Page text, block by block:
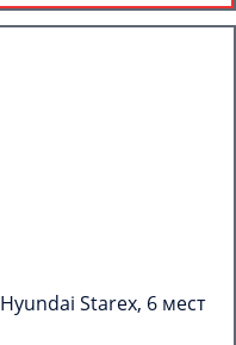
Hyundai Starex, 6 мест